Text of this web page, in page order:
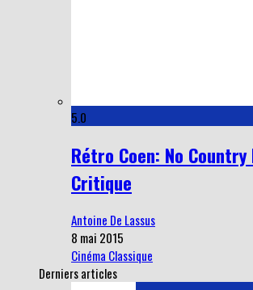
5.0
Rétro Coen: No Country
Critique
Antoine De Lassus
8 mai 2015
Cinéma Classique
Derniers articles